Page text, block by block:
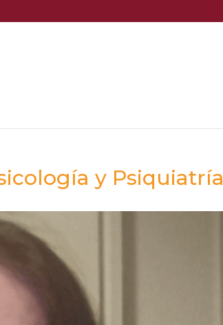
y Psiquiatría